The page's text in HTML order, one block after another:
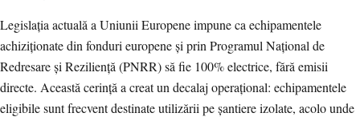
Legislația actuală a Uniunii Europene impune ca echipamentele
achiziționate din fonduri europene și prin Programul Național de
Redresare și Reziliență (PNRR) să fie 100% electrice, fără emisii
directe. Această cerință a creat un decalaj operațional: echipamentele
eligibile sunt frecvent destinate utilizării pe șantiere izolate, acolo unde